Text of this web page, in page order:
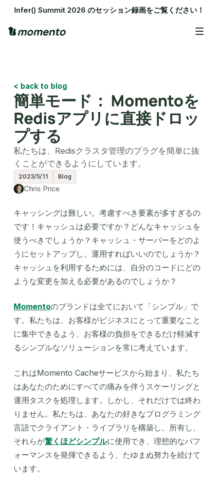
Infer() Summit 2026 のセッション録画をご覧ください！
< back to blog
簡単モード： Momentoを
Redisアプリに直接ドロッ
プする
私たちは、Redisクラスタ管理のプラグを簡単に抜
くことができるようにしています。
2023/5/11 Blog
Chris Price
キャッシングは難しい。考慮すべき要素が多すぎるの
です！キャッシュは必要ですか？どんなキャッシュを
使うべきでしょうか？キャッシュ・サーバーをどのよ
うにセットアップし、運用すればいいのでしょうか？
キャッシュを利用するためには、自分のコードにどの
ような変更を加える必要があるのでしょうか？
Momentoのブランドは全てにおいて「シンプル」で
す。私たちは、お客様がビジネスにとって重要なこと
に集中できるよう、お客様の負担をできるだけ軽減す
るシンプルなソリューションを常に考えています。
これはMomento Cacheサービスから始まり、私たち
はあなたのためにすべての痛みを伴うスケーリングと
運用タスクを処理します。しかし、それだけでは終わ
りません。私たちは、あなたの好きなプログラミング
言語でクライアント・ライブラリを構築し、所有し、
それらが驚くほどシンプルに使用でき、理想的なパフ
ォーマンスを発揮できるよう、たゆまぬ努力を続けて
います。